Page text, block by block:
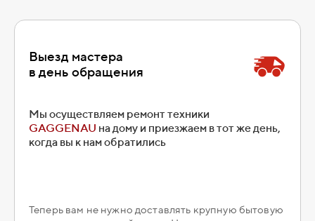
Выезд мастера
в день обращения
Мы осуществляем ремонт техники
GAGGENAU на дому и приезжаем в тот же день,
когда вы к нам обратились
Теперь вам не нужно доставлять крупную бытовую